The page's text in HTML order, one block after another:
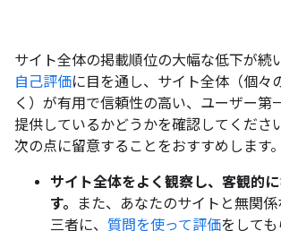
サイト全体の掲載順位の大幅な低下が続
自己評価に目を通し、サイト全体（個々
く）が有用で信頼性の高い、ユーザー第
提供しているかどうかを確認してくださ
次の点に留意することをおすすめします。
サイト全体をよく観察し、客観的
す。
また、あなたのサイトと無関
三者に、 質問を使って評価をして